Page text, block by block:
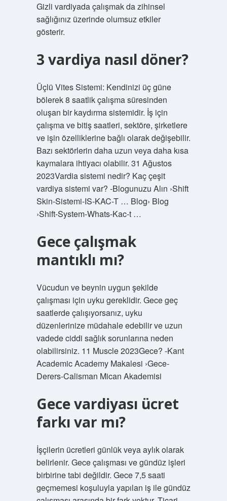
Gizli vardiyada çalışmak da zihinsel
sağlığınız üzerinde olumsuz etkiler
gösterir.
3 vardiya nasıl döner?
Üçlü Vites Sistemi: Kendinizi üç güne
bölerek 8 saatlik çalışma süresinden
oluşan bir kaydırma sistemidir. İş için
çalışma ve bitiş saatleri, sektöre, şirketlere
ve işin özelliklerine bağlı olarak değişebilir.
Bazı sektörlerin daha uzun veya daha kısa
kaymalara ihtiyacı olabilir. 31 Ağustos
2023Vardia sistemi nedir? Kaç çeşit
vardiya sistemi var? -Blogunuzu Alın ›Shift
Skin-Sistemi-IS-KAC-T … Blog› Blog
›Shift-System-Whats-Kac-t …
Gece çalışmak
mantıklı mı?
Vücudun ve beynin uygun şekilde
çalışması için uyku gereklidir. Gece geç
saatlerde çalışıyorsanız, uyku
düzenlerinize müdahale edebilir ve uzun
vadede ciddi sağlık sorunlarına neden
olabilirsiniz. 11 Muscle 2023Gece? -Kant
Academic Academy Makalesi ›Gece-
Derers-Calisman Mican Akademisi
Gece vardiyası ücret
farkı var mı?
İşçilerin ücretleri günlük veya aylık olarak
belirlenir. Gece çalışması ve gündüz işleri
birbirine tabi değildir. Gece 7,5 saati
geçmemesi koşuluyla yapılan iş ile gündüz